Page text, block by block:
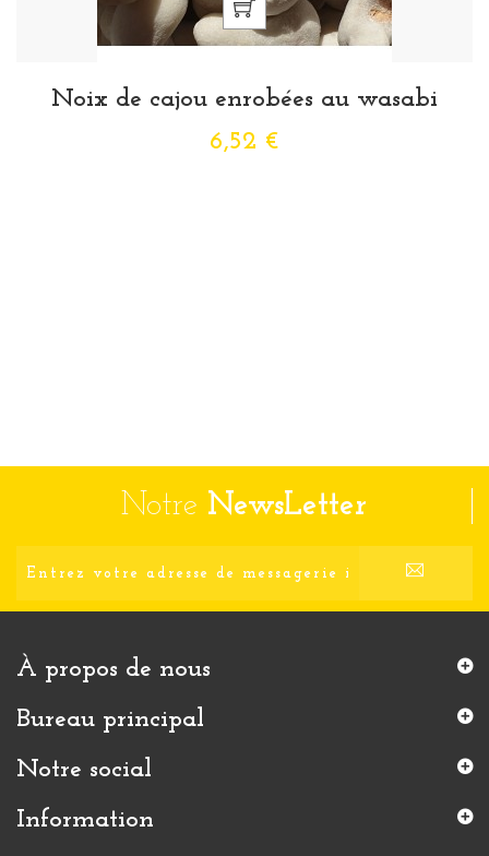
Noix de cajou enrobées au wasabi
6,52 €
Notre NewsLetter
À propos de nous
Bureau principal
Notre social
Information